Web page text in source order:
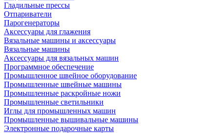
Гладильные прессы
Отпариватели
Парогенераторы
Аксессуары для глажения
Вязальные машины и аксессуары
Вязальные машины
Аксессуары для вязальных машин
Программное обеспечение
Промышленное швейное оборудование
Промышленные швейные машины
Промышленные раскройные ножи
Промышленные светильники
Иглы для промышленных машин
Промышленные вышивальные машины
Электронные подарочные карты